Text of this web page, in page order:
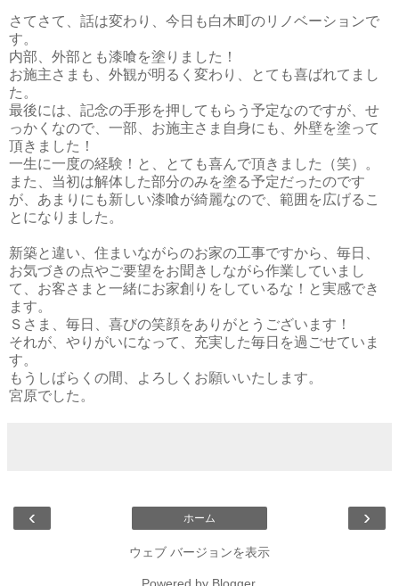
さてさて、話は変わり、今日も白木町のリノベーションで
す。
内部、外部とも漆喰を塗りました！
お施主さまも、外観が明るく変わり、とても喜ばれてまし
た。
最後には、記念の手形を押してもらう予定なのですが、せ
っかくなので、一部、お施主さま自身にも、外壁を塗って
頂きました！
一生に一度の経験！と、とても喜んで頂きました（笑）。
また、当初は解体した部分のみを塗る予定だったのです
が、あまりにも新しい漆喰が綺麗なので、範囲を広げるこ
とになりました。
新築と違い、住まいながらのお家の工事ですから、毎日、
お気づきの点やご要望をお聞きしながら作業していまし
て、お客さまと一緒にお家創りをしているな！と実感でき
ます。
Ｓさま、毎日、喜びの笑顔をありがとうございます！
それが、やりがいになって、充実した毎日を過ごせていま
す。
もうしばらくの間、よろしくお願いいたします。
宮原でした。
‹ ›
ホーム
ウェブ バージョンを表示
Powered by Blogger.